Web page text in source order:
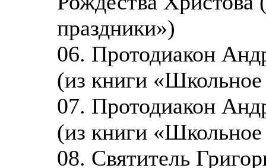
праздники»)
06. Протодиакон
(из книги «Школьное
07. Протодиакон
(из книги «Школьное
08. Святитель